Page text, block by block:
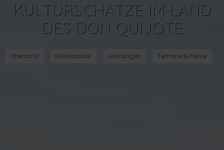
KULTURSCHÄTZE IM LAND
DES DON QUIJOTE
Übersicht Reiseablauf Leistungen Termine & Preise